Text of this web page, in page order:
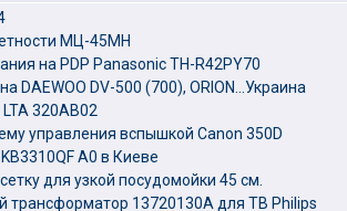
МЦ-45МН
на PDP Panasonic TH-R42PY70
DAEWOO DV-500 (700), ORION...Украина
320AB02
управления вспышкой Canon 350D
А0 в Киеве
для узкой посудомойки 45 см.
трансформатор 13720130A для ТВ Philips